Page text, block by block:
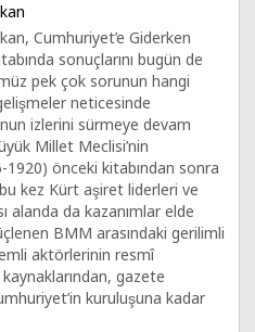
Cumhuriyet’e Giderken
sonuçlarını bugün de
pek çok sorunun hangi
neticesinde
izlerini sürmeye devam
Millet Meclisi’nin
1920) önceki kitabından sonra
kez Kürt aşiret liderleri ve
alanda da kazanımlar elde
BMM arasındaki gerilimli
aktörlerinin resmî
gazete
kuruluşuna kadar